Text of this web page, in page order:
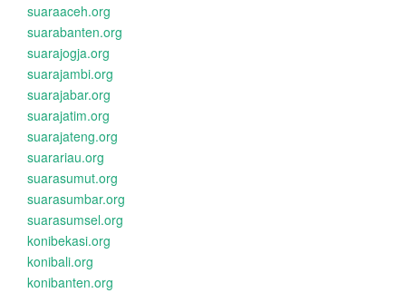
suaraaceh.org
suarabanten.org
suarajogja.org
suarajambi.org
suarajabar.org
suarajatim.org
suarajateng.org
suarariau.org
suarasumut.org
suarasumbar.org
suarasumsel.org
konibekasi.org
konibali.org
konibanten.org